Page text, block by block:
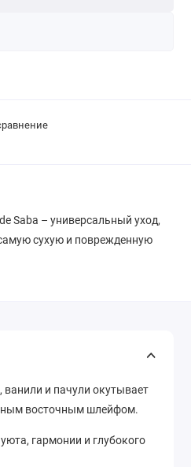
Saba – универсальный уход,
сухую и поврежденную
и пачули окутывает
восточным шлейфом.
гармонии и глубокого